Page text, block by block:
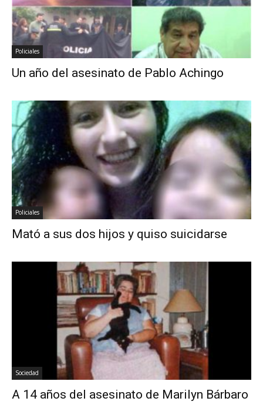
Policiales
Un año del asesinato de Pablo Achingo
Policiales
Mató a sus dos hijos y quiso suicidarse
Sociedad
A 14 años del asesinato de Marilyn Bárbaro